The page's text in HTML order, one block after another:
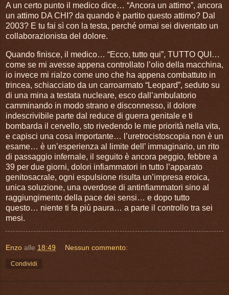
A un certo punto il medico dice… “Ancora un attimo”, ancora
un attimo DA CHI? da quando è partito questo attimo? Dal
2003? E tu fai sì con la testa, perché ormai sei diventato un
collaborazionista del dolore.
Quando finisce, il medico… “Ecco, tutto qui”, TUTTO QUI…
come se mi avesse appena controllato l’olio della macchina,
io invece mi rialzo come uno che ha appena combattuto in
trincea, schiacciato da un carroarmato “Leopard”, seduto su
di una mina a testata nucleare, esco dall’ambulatorio
camminando in modo strano e disconnesso, il dolore
indescrivibile parte dal reduce di guerra genitale e ti
bombarda il cervello, sto rivedendo le mie priorità nella vita,
e capisci una cosa importante… l’uretrocistoscopia non è un
esame… è un’esperienza al limite dell’ immaginario, un rito
di passaggio infernale, il seguito è ancora peggio, febbre a
39 per due giorni, dolori infiammatori in tutto l’apparato
genitosacrale, ogni espulsione risulta un’impresa eroica,
unica soluzione, una overdose di antinfiammatori sino al
raggiungimento della pace dei sensi… e dopo tutto
questo… niente ti fa più paura… a parte il controllo tra sei
mesi.
Enzo alle 18:49 Nessun commento:
Condividi